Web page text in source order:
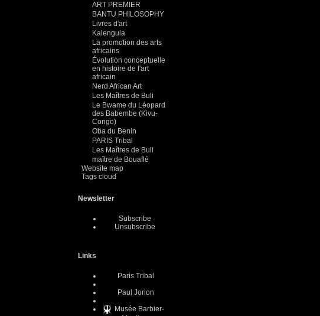
ART PREMIER
BANTU PHILOSOPHY
Livres d'art
Kalengula
La promotion des arts
africains
Évolution conceptuelle
en histoire de l'art
africain
Nerd African Art
Les Maîtres de Buli
Le Bwame du Léopard
des Babembe (Kivu-
Congo)
Oba du Benin
PARIS Tribal
Les Maîtres de Buli
maître de Bouaflé
Website map
Tags cloud
Newsletter
Subscribe
Unsubscribe
Links
Paris Tribal
Paul Jorion
Musée Barbier-